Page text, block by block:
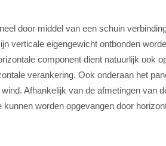
door middel van een schuin
verticale eigengewicht ontbonden
component dient natuurlijk ook
verankering. Ook onderaan het
Afhankelijk van de afmetingen van
worden opgevangen door